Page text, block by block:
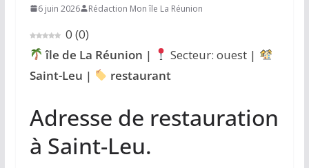
6 juin 2026 Rédaction Mon île La Réunion
0 (0)
île de La Réunion |
Secteur: ouest |
Saint-Leu | restaurant
Adresse de restauration
à Saint-Leu.